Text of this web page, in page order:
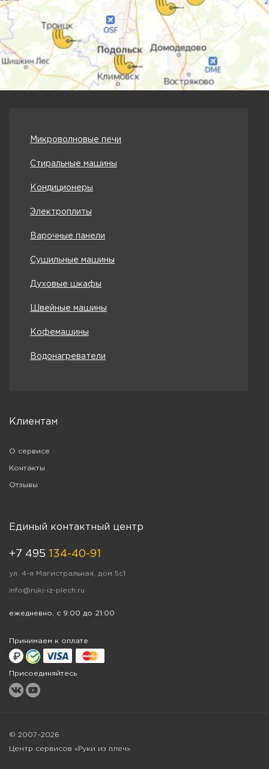
Микроволновые печи
Стиральные машины
Кондиционеры
Электроплиты
Варочные панели
Сушильные машины
Духовые шкафы
Швейные машины
Кофемашины
Водонагреватели
Клиентам
О сервисе
Контакты
Отзывы
Единый контактный центр
+7 495 134-40-91
ул. 4-я Магистральная, дом 5с1
info@ruki-iz-plech.ru
ежедневно, с 9:00 до 21:00
Принимаем к оплате
Присоединяйтесь
© 2007–2026
Центр сервисов «Руки из плеч»